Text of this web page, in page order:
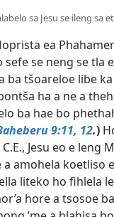
sa Jesu se ileng sa
ea
sefe se neng se tla
ba tšoareloe libe
ha a ne a
ba hae bo
9:11, 12.)
Jesu eo e leng
a amohela koetliso
liteko ho fihlela
hore a tsosoe